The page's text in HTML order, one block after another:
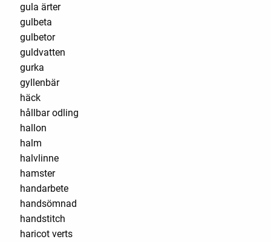
gula ärter
gulbeta
gulbetor
guldvatten
gurka
gyllenbär
häck
hållbar odling
hallon
halm
halvlinne
hamster
handarbete
handsömnad
handstitch
haricot verts